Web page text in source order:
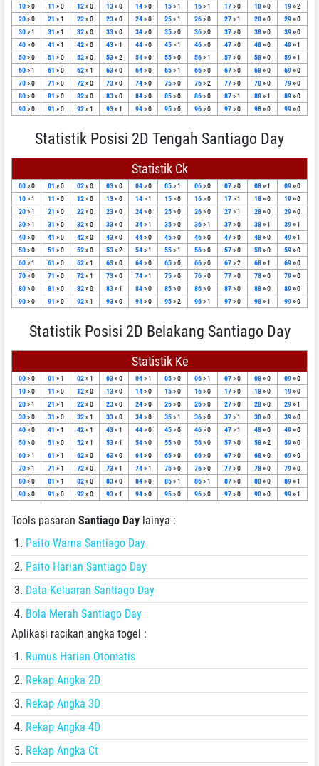
10» 0 11 » 0 12» 0 13» 0 14» 0 15» 1 16» 1 17» 0 18» 0 19» 2
20» 0 21 » 1 22» 0 23» 0 24» 0 25» 1 26» 0 27» 1 28» 0 29» 0
30» 1 31 » 1 32» 0 33» 0 34» 0 35» 0 36» 0 37» 0 38» 0 39» 0
40» 0 41 » 1 42» 0 43» 1 44» 0 45» 1 46» 0 47» 0 48» 0 49» 1
50» 0 51 » 0 52» 0 53» 2 54» 0 55» 0 56» 1 57» 0 58» 0 59» 1
60» 1 61 » 0 62» 1 63» 0 64» 0 65» 1 66» 0 67» 0 68» 0 69» 0
70» 0 71 » 0 72» 0 73» 0 74» 0 75» 0 76» 2 77» 0 78» 0 79» 0
80» 0 81 » 0 82» 0 83» 0 84» 0 85» 0 86» 0 87» 1 88» 1 89» 0
90» 0 91 » 0 92» 1 93» 1 94» 0 95» 0 96» 0 97» 0 98» 0 99» 0
Statistik Posisi 2D Tengah Santiago Day
Statistik Ck
00» 0 01 » 0 02» 0 03» 0 04» 0 05» 1 06» 0 07» 0 08» 1 09» 0
10» 1 11 » 0 12» 0 13» 0 14» 1 15» 0 16» 0 17» 1 18» 0 19» 0
20» 1 21 » 0 22» 0 23» 0 24» 0 25» 0 26» 0 27» 1 28» 0 29» 0
30» 1 31 » 0 32» 0 33» 0 34» 1 35» 0 36» 1 37» 0 38» 1 39» 1
40» 0 41 » 0 42» 0 43» 0 44» 0 45» 0 46» 0 47» 0 48» 0 49» 1
50» 0 51 » 0 52» 0 53» 2 54» 1 55» 1 56» 0 57» 0 58» 0 59» 0
60» 1 61 » 0 62» 1 63» 0 64» 0 65» 0 66» 0 67» 2 68» 1 69» 0
70» 0 71 » 0 72» 1 73» 0 74» 1 75» 0 76» 0 77» 0 78» 0 79» 0
80» 0 81 » 0 82» 0 83» 1 84» 0 85» 0 86» 0 87» 0 88» 0 89» 0
90» 0 91 » 0 92» 1 93» 0 94» 0 95» 2 96» 1 97» 0 98» 1 99» 0
Statistik Posisi 2D Belakang Santiago Day
Statistik Ke
00» 0 01 » 1 02» 1 03» 0 04» 1 05» 0 06» 1 07» 0 08» 0 09» 0
10» 0 11 » 0 12» 0 13» 0 14» 0 15» 0 16» 0 17» 0 18» 0 19» 0
20» 1 21 » 1 22» 0 23» 0 24» 0 25» 0 26» 0 27» 0 28» 0 29» 1
30» 0 31 » 0 32» 1 33» 0 34» 0 35» 1 36» 0 37» 1 38» 0 39» 0
40» 0 41 » 1 42» 1 43» 1 44» 0 45» 0 46» 0 47» 1 48» 0 49» 0
50» 0 51 » 0 52» 1 53» 1 54» 0 55» 0 56» 0 57» 0 58» 2 59» 0
60» 1 61 » 1 62» 0 63» 0 64» 0 65» 0 66» 0 67» 0 68» 0 69» 0
70» 1 71 » 1 72» 0 73» 1 74» 1 75» 0 76» 0 77» 0 78» 0 79» 0
80» 0 81 » 1 82» 0 83» 0 84» 0 85» 1 86» 1 87» 0 88» 0 89» 1
90» 0 91 » 0 92» 0 93» 1 94» 0 95» 0 96» 0 97» 0 98» 0 99» 1
Tools pasaran Santiago Day lainya :
Paito Warna Santiago Day
Paito Harian Santiago Day
Data Keluaran Santiago Day
Bola Merah Santiago Day
Aplikasi racikan angka togel :
Rumus Harian Otomatis
Rekap Angka 2D
Rekap Angka 3D
Rekap Angka 4D
Rekap Angka Ct